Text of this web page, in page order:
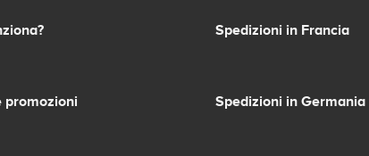
promozioni
Spedizioni in Francia
Spedizioni in Germania